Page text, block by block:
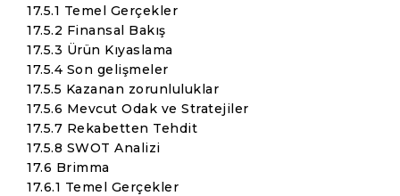
17.5.1 Temel Gerçekler
17.5.2 Finansal Bakış
17.5.3 Ürün Kıyaslama
17.5.4 Son gelişmeler
17.5.5 Kazanan zorunluluklar
17.5.6 Mevcut Odak ve Stratejiler
17.5.7 Rekabetten Tehdit
17.5.8 SWOT Analizi
17.6 Brimma
17.6.1 Temel Gerçekler